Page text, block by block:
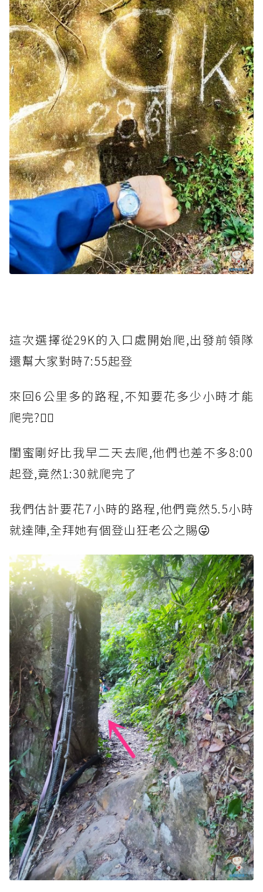
這次選擇從29K的入口處開始爬,出發前領隊
還幫大家對時7:55起登
來回6公里多的路程,不知要花多少小時才能
爬完?🤷‍♀️
閨蜜剛好比我早二天去爬,他們也差不多8:00
起登,竟然1:30就爬完了
我們估計要花7小時的路程,他們竟然5.5小時
就達陣,全拜她有個登山狂老公之賜😜